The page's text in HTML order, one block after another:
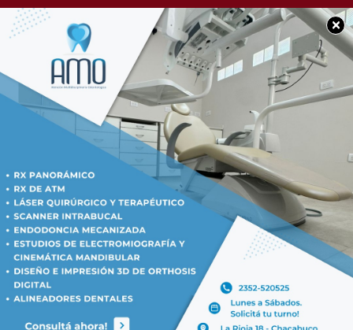
×
Registro de lluvias
caída en las últimas
horas en nuestra
ciudad